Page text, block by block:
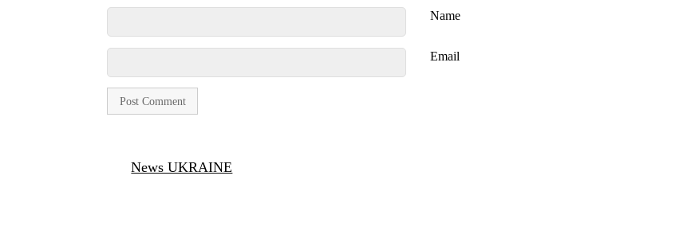
Name
Email
News UKRAINE